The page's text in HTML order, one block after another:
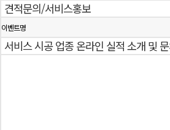
견적문의/서비스홍보
이벤트명
서비스 시공 업종 온라인 실적 소개 및